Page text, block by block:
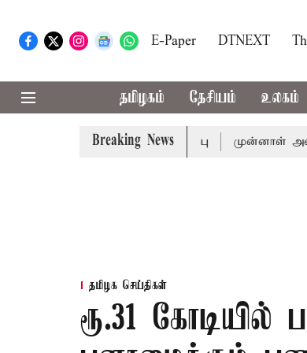
E-Paper DTNEXT
தமிழகம் தேசியம் உலகம்
Breaking News
அமைச்சர் விஜய் அழைப்பு முன்னாள் அமைச்சர்
தமிழக செய்திகள்
ரூ.31 கோடியில்